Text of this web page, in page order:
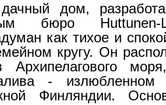
дом,
бюро Huttunen-
как тихое и
кругу. Он
Архипелагового
- излюбленном
Финляндии.